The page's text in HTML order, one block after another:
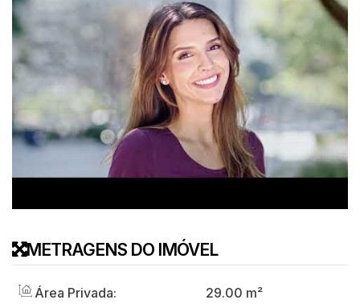
METRAGENS DO IMÓVEL
Área Privada: 29.00 m²